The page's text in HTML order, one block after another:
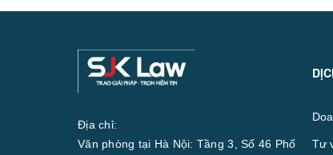
Địa chỉ:
Văn phòng tại Hà Nội: Tầng 3, Số 46 Phố
Tư